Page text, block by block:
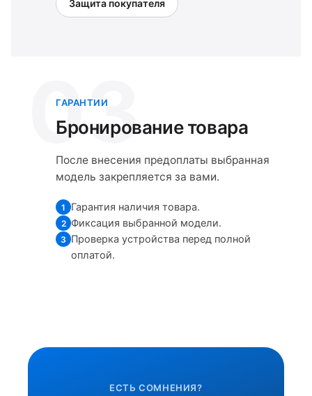
Защита покупателя
03
ГАРАНТИИ
Бронирование товара
После внесения предоплаты выбранная
модель закрепляется за вами.
1 Гарантия наличия товара.
2 Фиксация выбранной модели.
3 Проверка устройства перед полной
оплатой.
ЕСТЬ СОМНЕНИЯ?